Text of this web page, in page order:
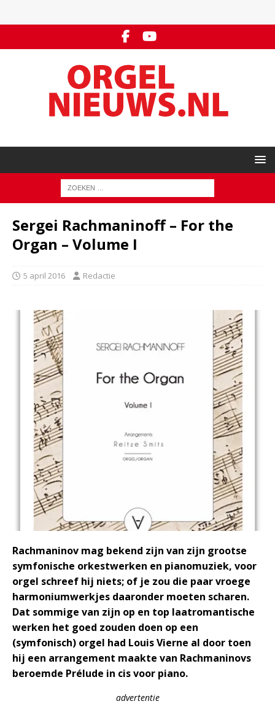
Sergei Rachmaninoff – For the
Organ – Volume I
5 april 2016 Redactie
Rachmaninov mag bekend zijn van zijn grootse
symfonische orkestwerken en pianomuziek, voor
orgel schreef hij niets; of je zou die paar vroege
harmoniumwerkjes daaronder moeten scharen.
Dat sommige van zijn op en top laatromantische
werken het goed zouden doen op een
(symfonisch) orgel had Louis Vierne al door toen
hij een arrangement maakte van Rachmaninovs
beroemde Prélude in cis voor piano.
advertentie